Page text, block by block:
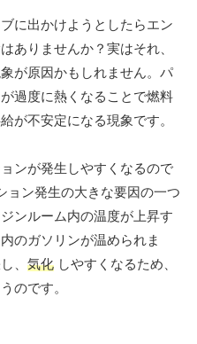
に出かけようとしたらエン
ありませんか？実はそれ、
が原因かもしれません。パ
過度に熱くなることで燃料
が不安定になる現象です。
ンが発生しやすくなるので
ョン発生の大きな要因の一つ
ンルーム内の温度が上昇す
のガソリンが温められま
、 気化 しやすくなるため、
のです。